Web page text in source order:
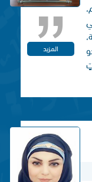
المزيد